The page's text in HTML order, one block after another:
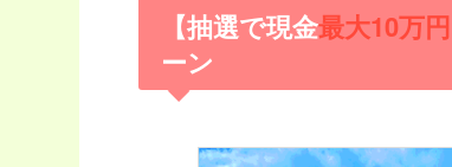
【抽選で現金最大10万円
ーン